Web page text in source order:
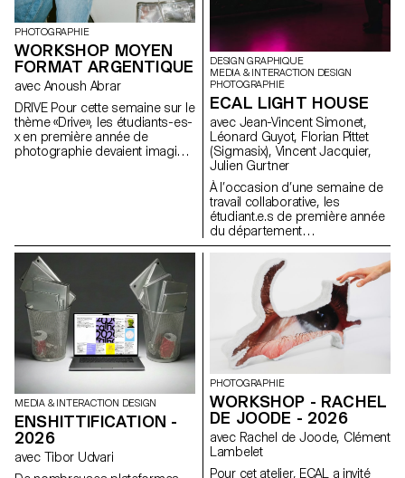
structures auto-
recomposables, construites
avec le framework OPENRNDR.
PHOTOGRAPHIE
WORKSHOP MOYEN
FORMAT ARGENTIQUE
avec Anoush Abrar
DRIVE Pour cette semaine sur le
thème «Drive», les étudiants-es-
x en première année de
photographie devaient imaginer
explorer le rapport entre une ou
plusieurs personnes et un
véhicule.
DESIGN GRAPHIQUE
MEDIA & INTERACTION DESIGN
PHOTOGRAPHIE
ECAL LIGHT HOUSE
avec Jean-Vincent Simonet,
Léonard Guyot, Florian Pittet
(Sigmasix), Vincent Jacquier,
Julien Gurtner
À l’occasion d’une semaine de
travail collaborative, les
étudiant.e.s de première année
du département
Communication Visuelle de
l’ECAL se sont vu confiés la
tâche ambitieuse de créer une
expérience audiovisuelle
complète, en dessinant une
architecture de lumière et de
son avec comme unique point
de départ cinq compositions
musicales originales. Sur une
installation d’écrans formant un
totem central et de projections
sur les murs périphériques,
agrémentées de lasers, iels ont
créés un environnement visuel,
diffusable en temps réel, qui a
MEDIA & INTERACTION DESIGN
ENSHITTIFICATION -
2026
avec Tibor Udvari
PHOTOGRAPHIE
WORKSHOP - RACHEL
DE JOODE - 2026
avec Rachel de Joode, Clément
Lambelet
Pour cet atelier, ECAL a invité